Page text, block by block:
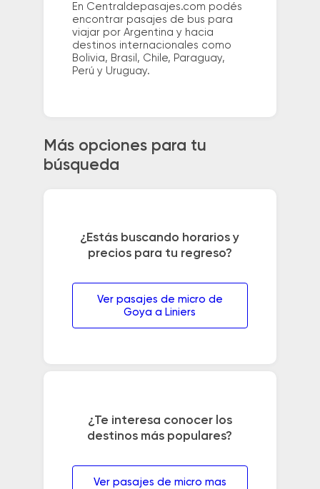
En Centraldepasajes.com podés
encontrar pasajes de bus para
viajar por Argentina y hacia
destinos internacionales como
Bolivia, Brasil, Chile, Paraguay,
Perú y Uruguay.
Más opciones para tu
búsqueda
¿Estás buscando horarios y
precios para tu regreso?
Ver pasajes de micro de
Goya a Liniers
¿Te interesa conocer los
destinos más populares?
Ver pasajes de micro mas